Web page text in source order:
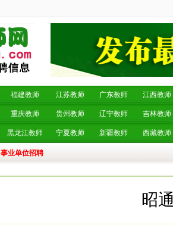
福建教师 江苏教师 广东教师 江西教师
重庆教师 贵州教师 辽宁教师 吉林教师
黑龙江教师 宁夏教师 新疆教师 西藏教师
事业单位招聘
昭